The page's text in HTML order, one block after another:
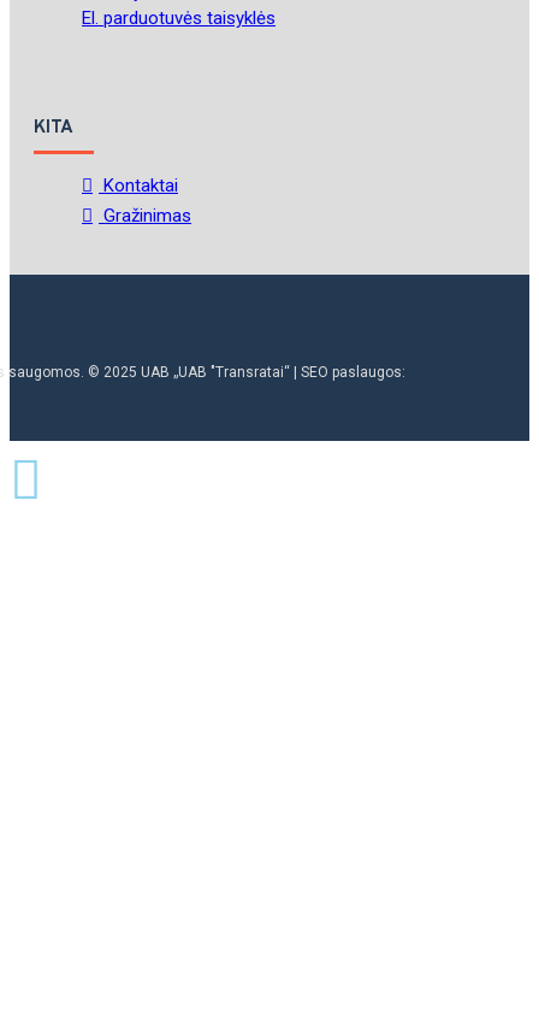
El. parduotuvės taisyklės
KITA
Kontaktai
Gražinimas
saugomos. © 2025 UAB „UAB "Transratai“ | SEO paslaugos: